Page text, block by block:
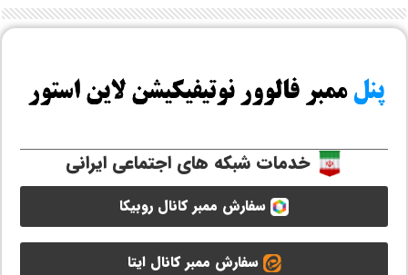
خدمات شبکه های اجتماعی ایرانی
سفارش ممبر کانال روبیکا
سفارش ممبر کانال ایتا